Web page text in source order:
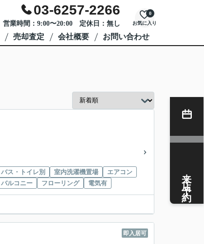
03-6257-2266
営業時間：9:00〜20:00 定休日：無し お気に入り
0
売却査定 会社概要 お問い合わせ
バス・トイレ別
室内洗濯機置場
エアコン
バルコニー
フローリング 電気有
即入居可
来店予約